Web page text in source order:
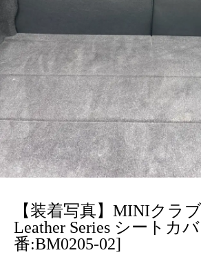
【装着写真】MINIクラ
Leather Series シートカ
番:BM0205-02]